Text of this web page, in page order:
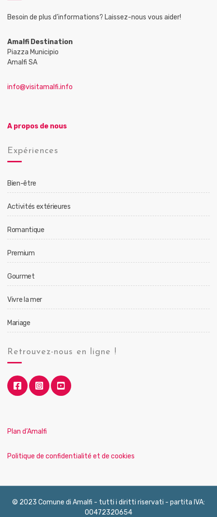
Besoin de plus d’informations? Laissez-nous vous aider!
Amalfi Destination
Piazza Municipio
Amalfi SA
info@visitamalfi.info
A propos de nous
Expériences
Bien-être
Activités extérieures
Romantique
Premium
Gourmet
Vivre la mer
Mariage
Retrouvez-nous en ligne !
Plan d’Amalfi
Politique de confidentialité et de cookies
© 2023 Comune di Amalfi - tutti i diritti riservati - partita IVA:
00472320654